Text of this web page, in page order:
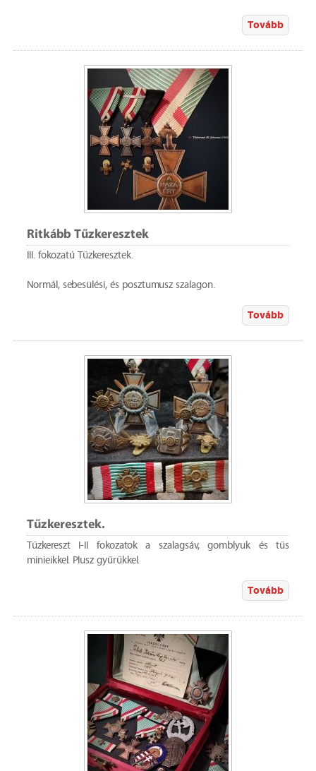
Tovább
Ritkább Tűzkeresztek
III. fokozatú Tűzkeresztek.
Normál, sebesülési, és posztumusz szalagon.
Tovább
Tűzkeresztek.
Tűzkereszt I-II fokozatok a szalagsáv, gomblyuk és tűs
minieikkel. Plusz gyűrűkkel.
Tovább